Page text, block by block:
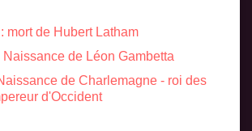
mort de Hubert Latham
Naissance de Léon Gambetta
de Charlemagne - roi des
d'Occident